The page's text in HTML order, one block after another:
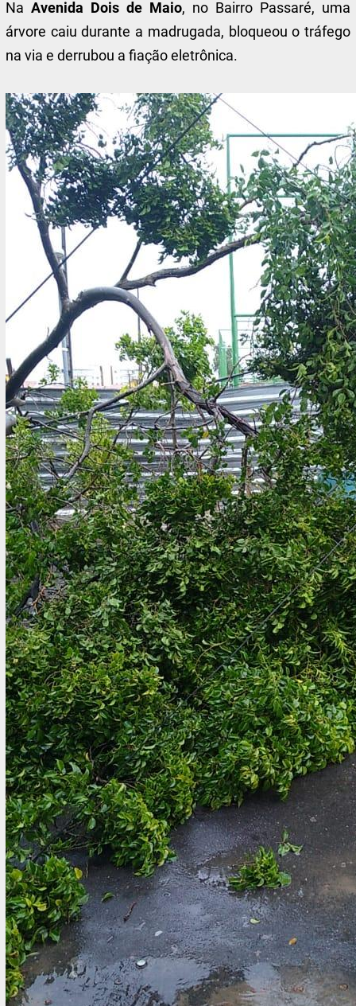
NaAvenida Dois de Maio, no Bairro Passaré, uma
árvore caiu durante a madrugada, bloqueou o tráfego
na via e derrubou a fiação eletrônica.